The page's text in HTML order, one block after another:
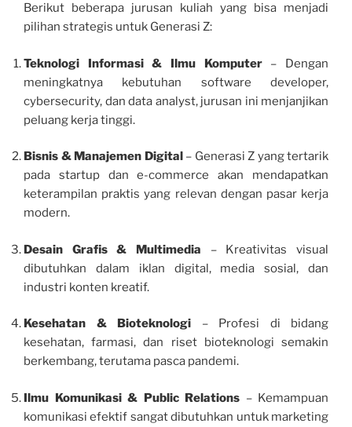
Berikut beberapa jurusan kuliah yang bisa menjadi
pilihan strategis untuk Generasi Z:
Teknologi Informasi & Ilmu Komputer– Dengan
meningkatnya kebutuhan software developer,
cybersecurity, dan data analyst, jurusan ini menjanjikan
peluang kerja tinggi.
Bisnis & Manajemen Digital– Generasi Z yang tertarik
pada startup dan e-commerce akan mendapatkan
keterampilan praktis yang relevan dengan pasar kerja
modern.
Desain Grafis & Multimedia – Kreativitas visual
dibutuhkan dalam iklan digital, media sosial, dan
industri konten kreatif.
Kesehatan & Bioteknologi – Profesi di bidang
kesehatan, farmasi, dan riset bioteknologi semakin
berkembang, terutama pasca pandemi.
Ilmu Komunikasi & Public Relations – Kemampuan
komunikasi efektif sangat dibutuhkan untuk marketing